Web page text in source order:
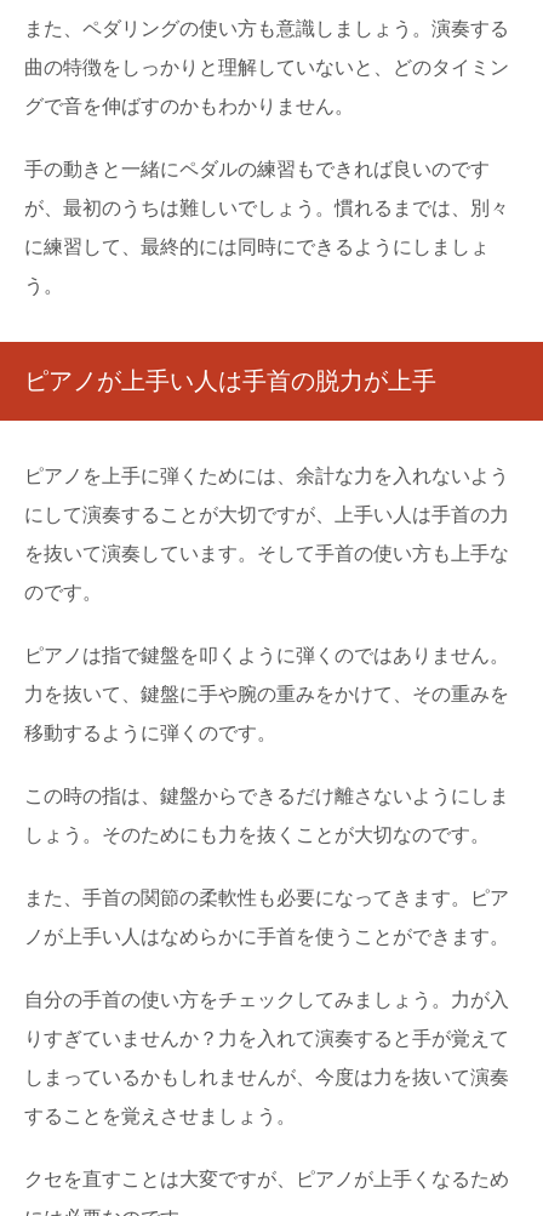
また、ペダリングの使い方も意識しましょう。演奏する
曲の特徴をしっかりと理解していないと、どのタイミン
グで音を伸ばすのかもわかりません。
手の動きと一緒にペダルの練習もできれば良いのです
が、最初のうちは難しいでしょう。慣れるまでは、別々
に練習して、最終的には同時にできるようにしましょ
う。
ピアノが上手い人は手首の脱力が上手
ピアノを上手に弾くためには、余計な力を入れないよう
にして演奏することが大切ですが、上手い人は手首の力
を抜いて演奏しています。そして手首の使い方も上手な
のです。
ピアノは指で鍵盤を叩くように弾くのではありません。
力を抜いて、鍵盤に手や腕の重みをかけて、その重みを
移動するように弾くのです。
この時の指は、鍵盤からできるだけ離さないようにしま
しょう。そのためにも力を抜くことが大切なのです。
また、手首の関節の柔軟性も必要になってきます。ピア
ノが上手い人はなめらかに手首を使うことができます。
自分の手首の使い方をチェックしてみましょう。力が入
りすぎていませんか？力を入れて演奏すると手が覚えて
しまっているかもしれませんが、今度は力を抜いて演奏
することを覚えさせましょう。
クセを直すことは大変ですが、ピアノが上手くなるため